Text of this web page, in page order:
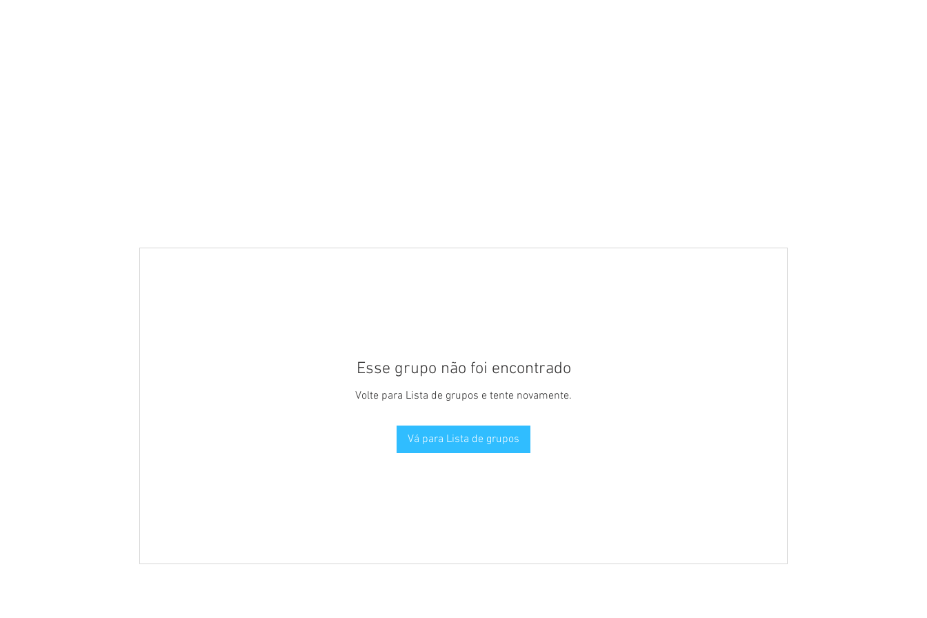
Esse grupo não foi encontrado
Volte para Lista de grupos e tente novamente.
Vá para Lista de grupos